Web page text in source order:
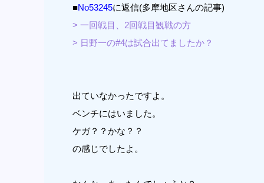
■No53245に返信(多摩地区さんの記事)
> 一回戦目、2回戦目観戦の方
> 日野一の#4は試合出てましたか？
出ていなかったですよ。
ベンチにはいました。
ケガ？？かな？？
の感じでしたよ。